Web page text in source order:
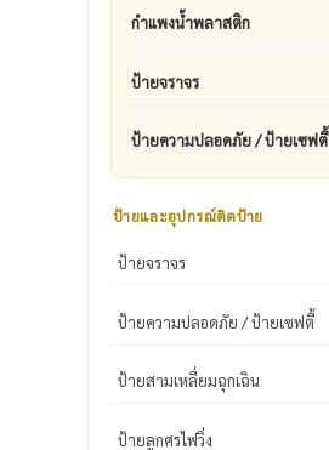
กำแพงน้ำพลาสติก
ป้ายจราจร
ป้ายความปลอดภัย / ป้ายเซฟตี้
ป้ายและอุปกรณ์ติดป้าย
ป้ายจราจร
ป้ายความปลอดภัย / ป้ายเซฟตี้
ป้ายสามเหลี่ยมฉุกเฉิน
ป้ายลูกศรไฟวิ่ง